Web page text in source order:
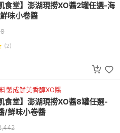
食堂】澎湖現撈XO醬2罐任選-海
味小卷醬
(2)
製成鮮美香醇XO醬
食堂】澎湖現撈XO醬8罐任選-
/鮮味小卷醬